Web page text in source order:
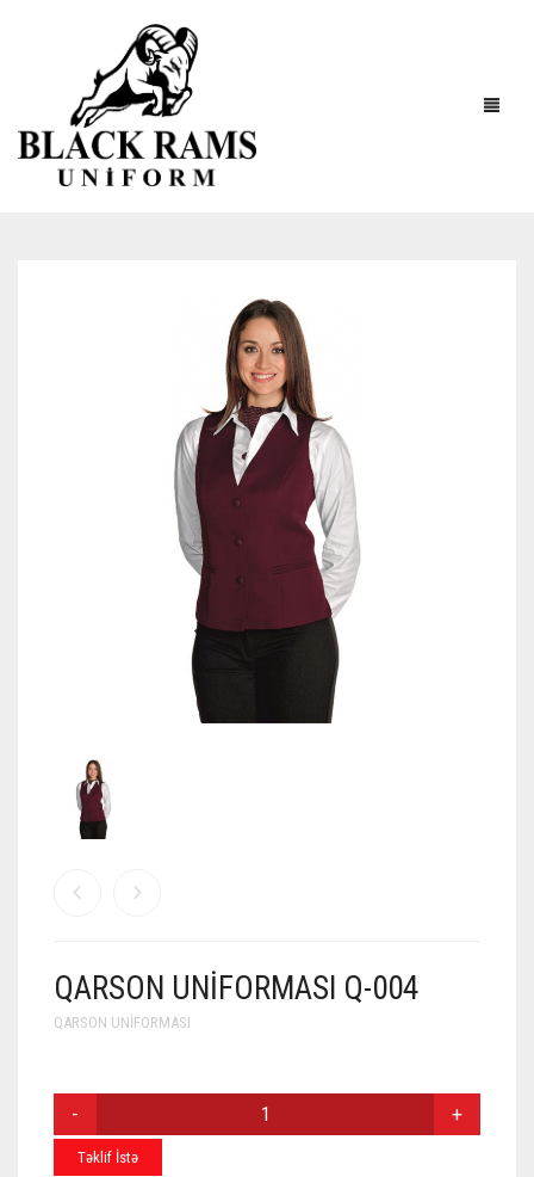
QARSON UNIFORMASI Q-004
QARSON UNIFORMASI
Təklif İstə